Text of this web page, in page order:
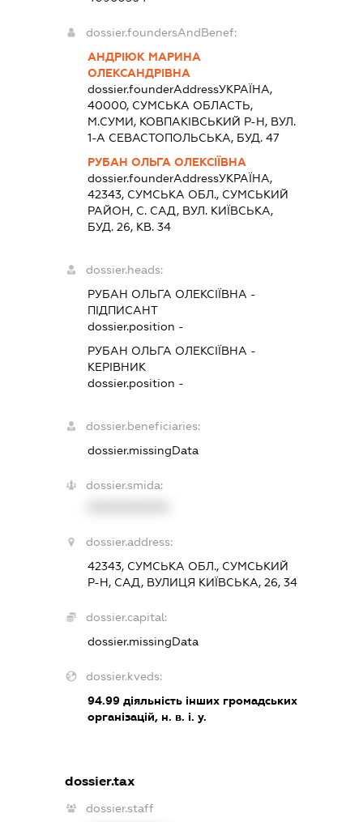
dossier.foundersAndBenef:
АНДРІЮК МАРИНА
ОЛЕКСАНДРІВНА
dossier.founderAddressУКРАЇНА,
40000, СУМСЬКА ОБЛАСТЬ,
М.СУМИ, КОВПАКІВСЬКИЙ Р-Н, ВУЛ.
1-А СЕВАСТОПОЛЬСЬКА, БУД. 47
РУБАН ОЛЬГА ОЛЕКСІЇВНА
dossier.founderAddressУКРАЇНА,
42343, СУМСЬКА ОБЛ., СУМСЬКИЙ
РАЙОН, С. САД, ВУЛ. КИЇВСЬКА,
БУД. 26, КВ. 34
dossier.heads:
РУБАН ОЛЬГА ОЛЕКСІЇВНА -
ПІДПИСАНТ
dossier.position -
РУБАН ОЛЬГА ОЛЕКСІЇВНА -
КЕРІВНИК
dossier.position -
dossier.beneficiaries:
dossier.missingData
dossier.smida:
dossier.address:
42343, СУМСЬКА ОБЛ., СУМСЬКИЙ
Р-Н, САД, ВУЛИЦЯ КИЇВСЬКА, 26, 34
dossier.capital:
dossier.missingData
dossier.kveds:
94.99діяльність інших громадських
організацій, н. в. і. у.
dossier.tax
dossier.staff